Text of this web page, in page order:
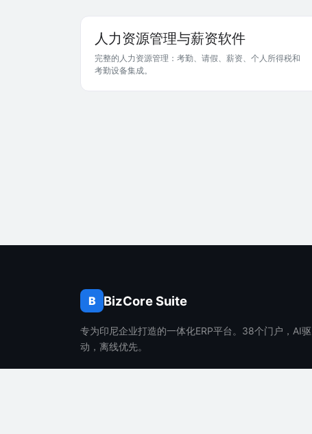
人力资源管理与薪资软件
完整的人力资源管理：考勤、请假、薪资、个人所得税和
考勤设备集成。
B BizCore Suite
专为印尼企业打造的一体化ERP平台。38个门户，AI驱
动，离线优先。